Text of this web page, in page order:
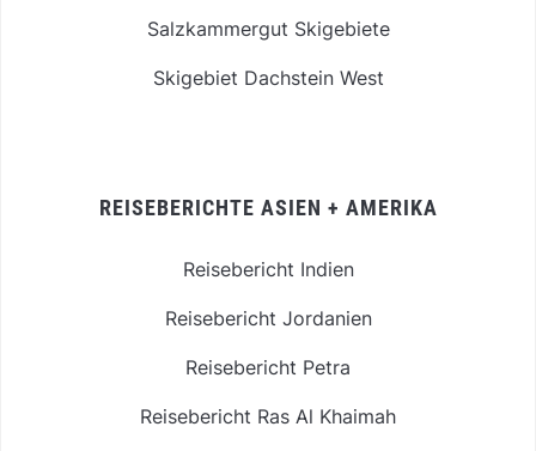
Salzkammergut Skigebiete
Skigebiet Dachstein West
REISEBERICHTE ASIEN + AMERIKA
Reisebericht Indien
Reisebericht Jordanien
Reisebericht Petra
Reisebericht Ras Al Khaimah